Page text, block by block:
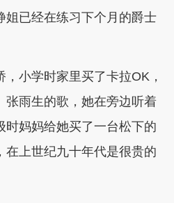
姐已经在练习下个月的爵士
小学时家里买了卡拉OK，
张雨生的歌，她在旁边听着
时妈妈给她买了一台松下的
在上世纪九十年代是很贵的